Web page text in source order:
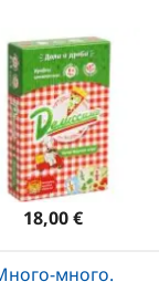
18,00 €
много.